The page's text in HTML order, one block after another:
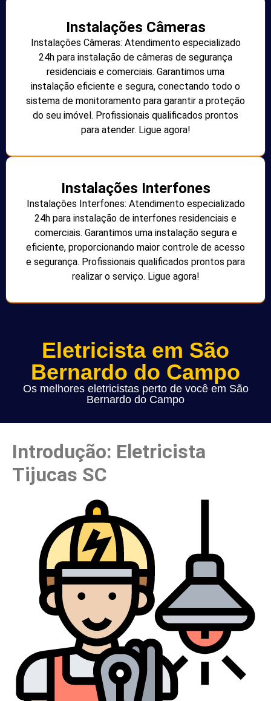
Instalações Câmeras
Instalações Câmeras: Atendimento especializado
24h para instalação de câmeras de segurança
residenciais e comerciais. Garantimos uma
instalação eficiente e segura, conectando todo o
sistema de monitoramento para garantir a proteção
do seu imóvel. Profissionais qualificados prontos
para atender. Ligue agora!
Instalações Interfones
Instalações Interfones: Atendimento especializado
24h para instalação de interfones residenciais e
comerciais. Garantimos uma instalação segura e
eficiente, proporcionando maior controle de acesso
e segurança. Profissionais qualificados prontos para
realizar o serviço. Ligue agora!
Eletricista em São
Bernardo do Campo
Os melhores eletricistas perto de você em São
Bernardo do Campo
Introdução: Eletricista
Tijucas SC